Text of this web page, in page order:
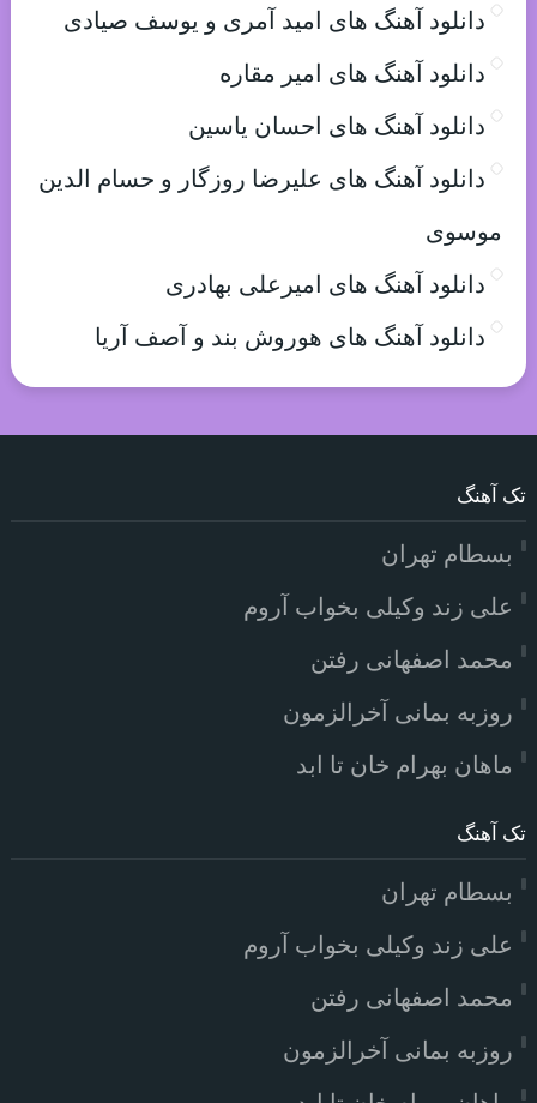
دانلود آهنگ های امید آمری و یوسف صیادی
دانلود آهنگ های امیر مقاره
دانلود آهنگ های احسان یاسین
دانلود آهنگ های علیرضا روزگار و حسام الدین
موسوی
دانلود آهنگ های امیرعلی بهادری
دانلود آهنگ های هوروش بند و آصف آریا
تک آهنگ
بسطام تهران
علی زند وکیلی بخواب آروم
محمد اصفهانی رفتن
روزبه بمانی آخرالزمون
ماهان بهرام خان تا ابد
تک آهنگ
بسطام تهران
علی زند وکیلی بخواب آروم
محمد اصفهانی رفتن
روزبه بمانی آخرالزمون